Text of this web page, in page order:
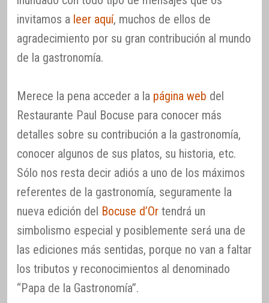
invitamos a leer aquí, muchos de ellos de
agradecimiento por su gran contribución al mundo
de la gastronomía.
Merece la pena acceder a la página web del
Restaurante Paul Bocuse para conocer más
detalles sobre su contribución a la gastronomía,
conocer algunos de sus platos, su historia, etc.
Sólo nos resta decir adiós a uno de los máximos
referentes de la gastronomía, seguramente la
nueva edición del Bocuse d’Or tendrá un
simbolismo especial y posiblemente será una de
las ediciones más sentidas, porque no van a faltar
los tributos y reconocimientos al denominado
“Papa de la Gastronomía”.